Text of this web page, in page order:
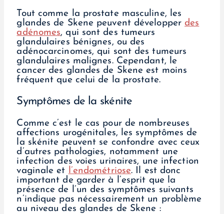
Tout comme la prostate masculine, les
glandes de Skene peuvent développer des
adénomes, qui sont des tumeurs
glandulaires bénignes, ou des
adénocarcinomes, qui sont des tumeurs
glandulaires malignes. Cependant, le
cancer des glandes de Skene est moins
fréquent que celui de la prostate.
Symptômes de la skénite
Comme c’est le cas pour de nombreuses
affections urogénitales, les symptômes de
la skénite peuvent se confondre avec ceux
d’autres pathologies, notamment une
infection des voies urinaires, une infection
vaginale et
l’endométriose. Il est donc
important de garder à l’esprit que la
présence de l’un des symptômes suivants
n’indique pas nécessairement un problème
au niveau des glandes de Skene :